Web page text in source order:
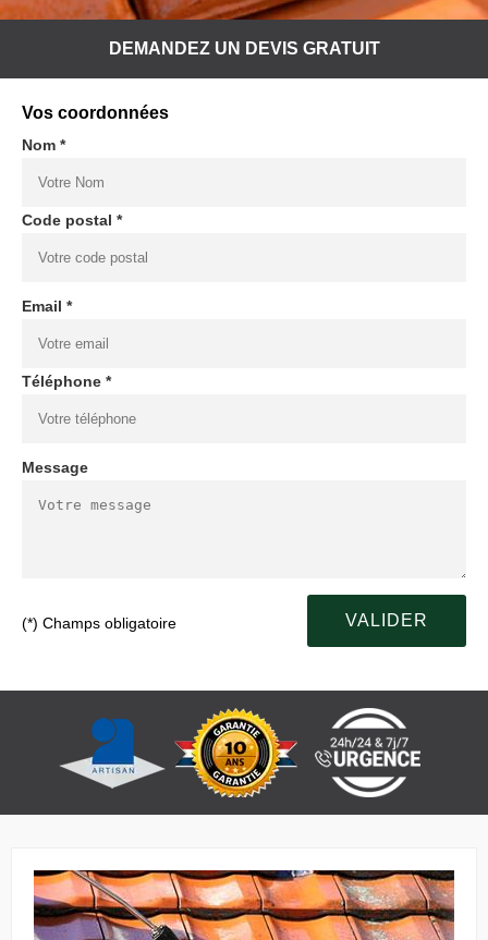
DEMANDEZ UN DEVIS GRATUIT
Vos coordonnées
Nom *
Code postal *
Email *
Téléphone *
Message
(*) Champs obligatoire